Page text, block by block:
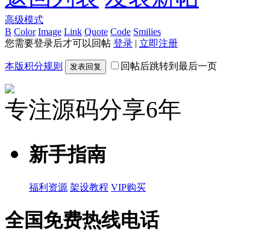
高级模式
B Color Image Link Quote Code Smilies
您需要登录后才可以回帖 登录 | 立即注册
本版积分规则 发表回复 回帖后跳转到最后一页
专注源码分享6年
新手指南
福利资源 架设教程 VIP购买
全国免费热线电话